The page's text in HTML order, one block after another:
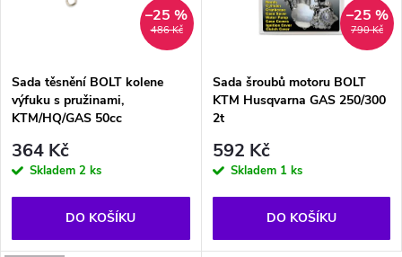
486 Kč
–25 %
Sada těsnění BOLT kolene
výfuku s pružinami,
KTM/HQ/GAS 50cc
364 Kč
Skladem 2 ks
DO KOŠÍKU
790 Kč
–25 %
Sada šroubů motoru BOLT
KTM Husqvarna GAS 250/300
2t
592 Kč
Skladem 1 ks
DO KOŠÍKU